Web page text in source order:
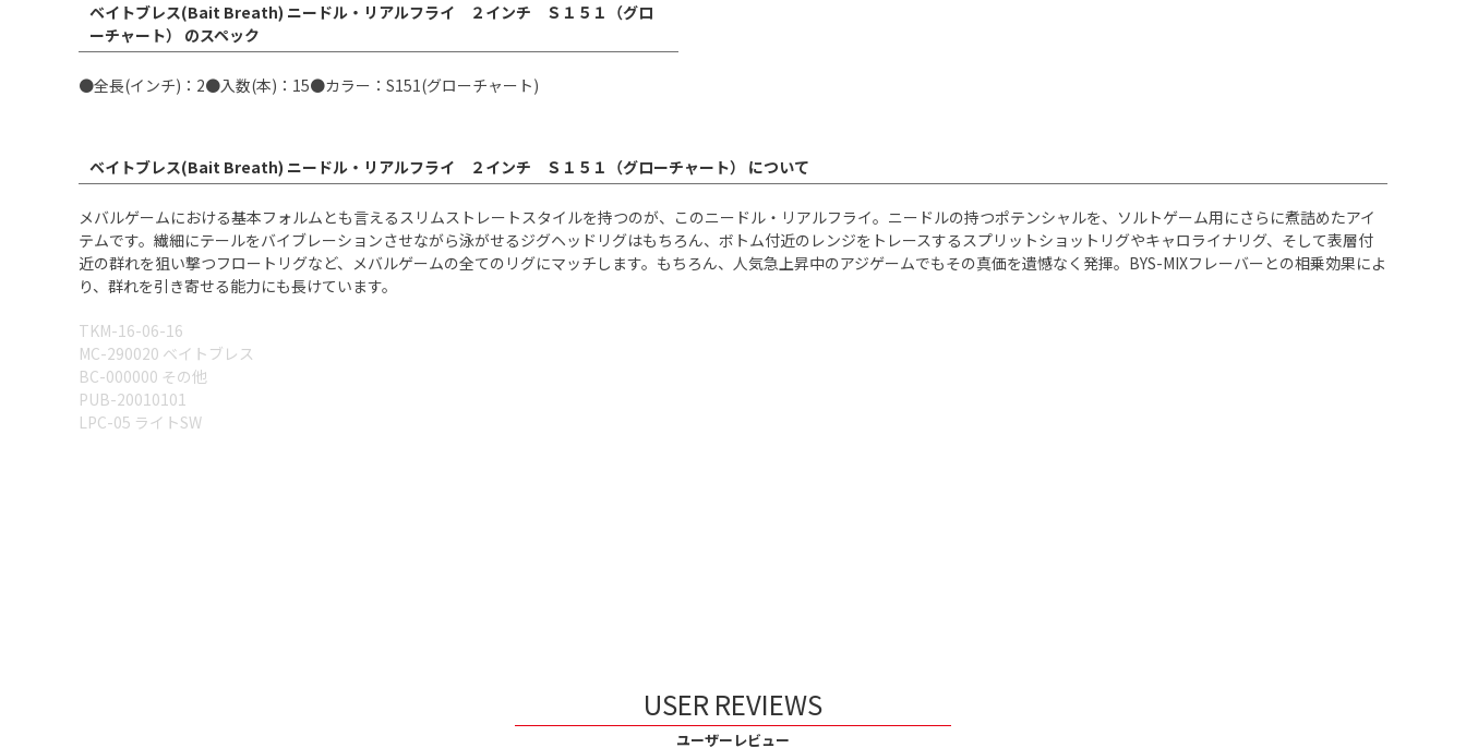
ベイトブレス(Bait Breath) ニードル・リアルフライ ２インチ Ｓ１５１（グロ
ーチャート） のスペック
●全長(インチ)：2●入数(本)：15●カラー：S151(グローチャート)
ベイトブレス(Bait Breath) ニードル・リアルフライ ２インチ Ｓ１５１（グローチャート） について
メバルゲームにおける基本フォルムとも言えるスリムストレートスタイルを持つのが、このニードル・リアルフライ。ニードルの持つポテンシャルを、ソルトゲーム用にさらに煮詰めたアイ
テムです。繊細にテールをバイブレーションさせながら泳がせるジグヘッドリグはもちろん、ボトム付近のレンジをトレースするスプリットショットリグやキャロライナリグ、そして表層付
近の群れを狙い撃つフロートリグなど、メバルゲームの全てのリグにマッチします。もちろん、人気急上昇中のアジゲームでもその真価を遺憾なく発揮。BYS-MIXフレーバーとの相乗効果によ
り、群れを引き寄せる能力にも長けています。
TKM-16-06-16
MC-290020 ベイトブレス
BC-000000 その他
PUB-20010101
LPC-05 ライトSW
USER REVIEWS
ユーザーレビュー